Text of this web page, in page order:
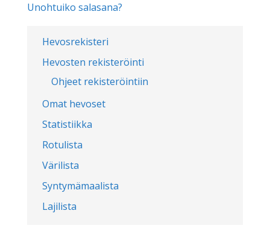
Hevosrekisteri
Hevosten rekisteröinti
Ohjeet rekisteröintiin
Omat hevoset
Statistiikka
Rotulista
Värilista
Syntymämaalista
Lajilista
Unohtuiko salasana?